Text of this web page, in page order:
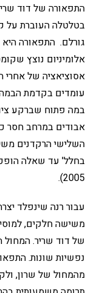
התפאורה של דוד
בטלטלה העוברת על
גורלם. התפאורה
אלומיניום נוצץ
אסוציאציה של
עומדים בקדמת הבמה
במה פתוח שברקע
אבודים במרחב חסר
השלישי הרקדנים
בחלל' עד שאלה
2005).
עבור רנה שינפלד
משישה חלקים,
של דוד שריר. המחול
נפשיות שונות.
מהמחול של שרון,